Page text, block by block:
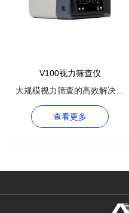
V100视力筛查仪
大规模视力筛查的高效解决方
案
查看更多